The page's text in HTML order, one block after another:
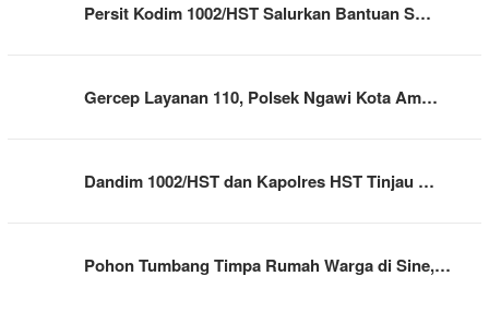
Persit Kodim 1002/HST Salurkan Bantuan S…
Gercep Layanan 110, Polsek Ngawi Kota Am…
Dandim 1002/HST dan Kapolres HST Tinjau …
Pohon Tumbang Timpa Rumah Warga di Sine,…